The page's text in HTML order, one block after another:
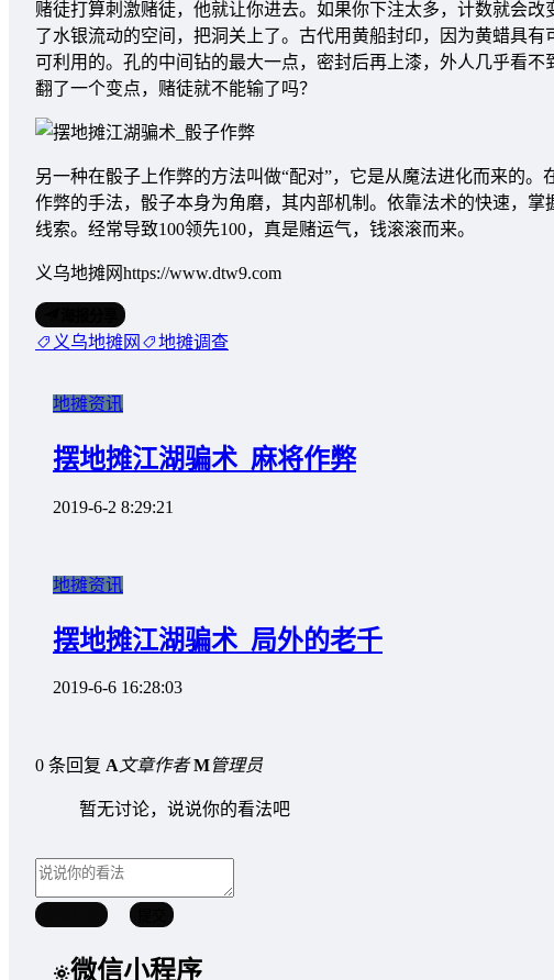
赌徒打算刺激赌徒，他就让你进去。如果你下注太多，计数就会
了水银流动的空间，把洞关上了。古代用黄船封印，因为黄蜡具
可利用的。孔的中间钻的最大一点，密封后再上漆，外人几乎看
翻了一个变点，赌徒就不能输了吗？
另一种在骰子上作弊的方法叫做“配对”，它是从魔法进化而来的
作弊的手法，骰子本身为角磨，其内部机制。依靠法术的快速，
线索。经常导致100领先100，真是赌运气，钱滚滚而来。
义乌地摊网https://www.dtw9.com
义乌地摊网 地摊调查
地摊资讯
摆地摊江湖骗术_麻将作弊
2019-6-2 8:29:21
地摊资讯
摆地摊江湖骗术_局外的老千
2019-6-6 16:28:03
0 条回复 A文章作者 M管理员
暂无讨论，说说你的看法吧
微信小程序